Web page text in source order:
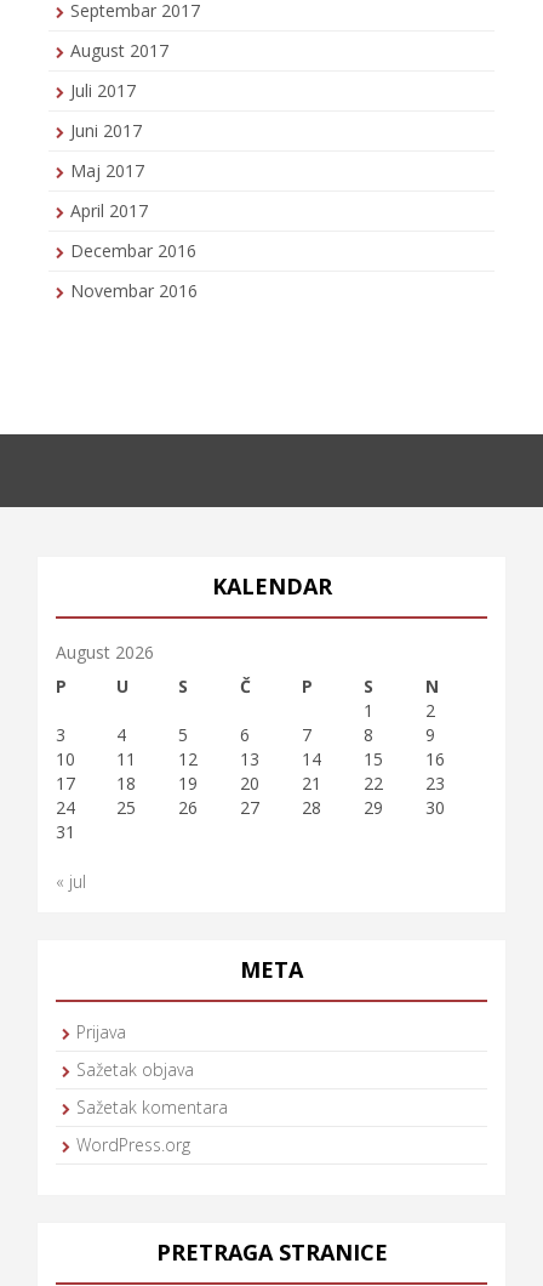
Septembar 2017
August 2017
Juli 2017
Juni 2017
Maj 2017
April 2017
Decembar 2016
Novembar 2016
KALENDAR
August 2026
P
U S Č P S
N
1
2
3
4 5 6 7 8
9
10
11 12 13 14 15
16
17
18 19 20 21 22
23
24
25 26 27 28 29
30
31
« jul
META
Prijava
Sažetak objava
Sažetak komentara
WordPress.org
PRETRAGA STRANICE